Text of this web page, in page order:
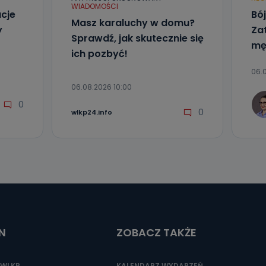
0
WIADOMOŚCI
Masz karaluchy w domu?
Sprawdź, jak skutecznie się
ich pozbyć!
06.08.2026 10:00
wlkp24.info 0
ZOBACZ TAKŻE